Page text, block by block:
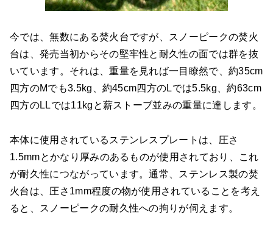
今では、無数にある焚火台ですが、スノーピークの焚火
台は、発売当初からその堅牢性と耐久性の面では群を抜
いています。それは、重量を見れば一目瞭然で、約35cm
四方のMでも3.5kg、約45cm四方のLでは5.5kg、約63cm
四方のLLでは11kgと薪ストーブ並みの重量に達します。
本体に使用されているステンレスプレートは、圧さ
1.5mmとかなり厚みのあるものが使用されており、これ
が耐久性につながっています。通常、ステンレス製の焚
火台は、圧さ1mm程度の物が使用されていることを考え
ると、スノーピークの耐久性への拘りが伺えます。